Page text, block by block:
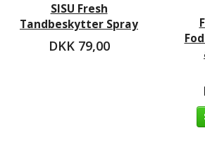
SISU Fresh
Tandbeskytter Spray
DKK 79,00